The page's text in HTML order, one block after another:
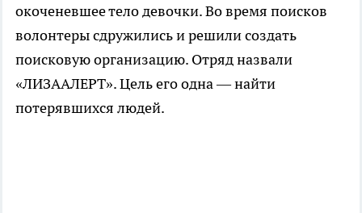
окоченевшее тело девочки. Во время поисков
волонтеры сдружились и решили создать
поисковую организацию. Отряд назвали
«ЛИЗААЛЕРТ». Цель его одна — найти
потерявшихся людей.